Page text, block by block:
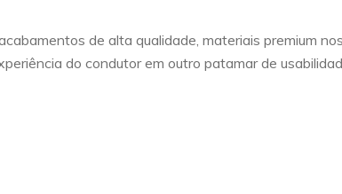
de alta qualidade, materiais premium nos
do condutor em outro patamar de